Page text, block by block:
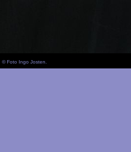
© Foto Ingo Josten.